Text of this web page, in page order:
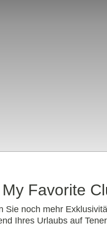
My Favorite
Sie noch mehr
Ihres Urlaubs auf